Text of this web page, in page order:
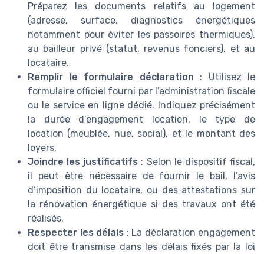
Préparez les documents relatifs au logement
(adresse, surface, diagnostics énergétiques
notamment pour éviter les passoires thermiques),
au bailleur privé (statut, revenus fonciers), et au
locataire.
Remplir le formulaire déclaration : Utilisez le
formulaire officiel fourni par l’administration fiscale
ou le service en ligne dédié. Indiquez précisément
la durée d’engagement location, le type de
location (meublée, nue, social), et le montant des
loyers.
Joindre les justificatifs : Selon le dispositif fiscal,
il peut être nécessaire de fournir le bail, l’avis
d’imposition du locataire, ou des attestations sur
la rénovation énergétique si des travaux ont été
réalisés.
Respecter les délais : La déclaration engagement
doit être transmise dans les délais fixés par la loi